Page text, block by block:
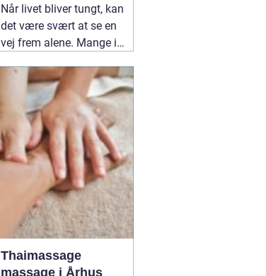
Når livet bliver tungt, kan
det være svært at se en
vej frem alene. Mange i
professionel støtte, når
mistrivsel, stress eller
konflikter i nære
relationer fylder for
meget. En12 March
2026
Thaimassage
massage i Århus